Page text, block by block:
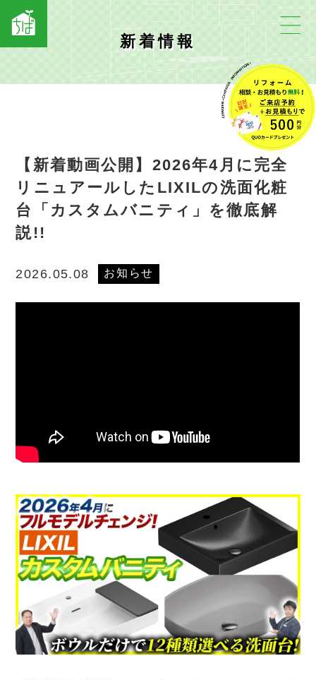
新着情報
【新着動画公開】2026年4月に完全
リニュアールしたLIXILの洗面化粧
台「カスタムバニティ」を徹底解
説!!
2026.05.08 お知らせ